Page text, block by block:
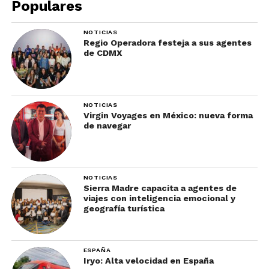
hecho, este espacio es idóneo para pasar una
velada romántica.
Los amantes del café, encontrarán un paraíso en
Ezprezzo Corner, con una selecta gama de café
guatemalteco y una variedad de postres.
Aquellos que les gustar concluir su jornada con un
cóctel tiene la opción de visitar el bar Zeis, ubicado
Populares
NOTICIAS
Regio Operadora festeja a sus agentes
de CDMX
NOTICIAS
Virgin Voyages en México: nueva forma
de navegar
NOTICIAS
Sierra Madre capacita a agentes de
viajes con inteligencia emocional y
geografía turística
ESPAÑA
Iryo: Alta velocidad en España